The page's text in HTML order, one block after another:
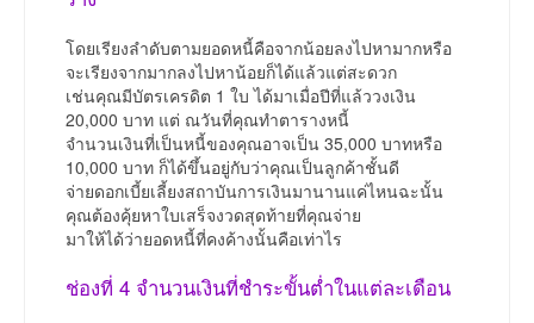
โดยเรียงลำดับตามยอดหนี้คือจากน้อยลงไปหามากหรือ
จะเรียงจากมากลงไปหาน้อยก็ได้แล้วแต่สะดวก
เช่นคุณมีบัตรเครดิต 1 ใบ ได้มาเมื่อปีที่แล้ววงเงิน
20,000 บาท แต่ ณวันที่คุณทำตารางหนี้
จำนวนเงินที่เป็นหนี้ของคุณอาจเป็น 35,000 บาทหรือ
10,000 บาท ก็ได้ขึ้นอยู่กับว่าคุณเป็นลูกค้าชั้นดี
จ่ายดอกเบี้ยเลี้ยงสถาบันการเงินมานานแค่ไหนฉะนั้น
คุณต้องคุ้ยหาใบเสร็จงวดสุดท้ายที่คุณจ่าย
มาให้ได้ว่ายอดหนี้ที่คงค้างนั้นคือเท่าไร
ช่องที่ 4 จำนวนเงินที่ชำระขั้นต่ำในแต่ละเดือน